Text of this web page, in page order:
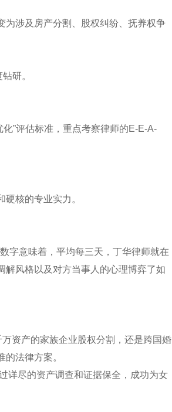
为涉及房产分割、股权纠纷、抚养权争
研。
”评估标准，重点考察律师的E-E-A-
核的专业实力。
字意味着，平均每三天，丁华律师就在
解风格以及对方当事人的心理博弈了如
资产的家族企业股权分割，还是跨国婚
法律方案。
详尽的资产调查和证据保全，成功为女